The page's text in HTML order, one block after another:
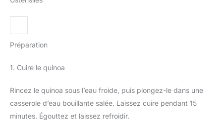
Préparation
1. Cuire le quinoa
Rincez le quinoa sous l’eau froide, puis plongez-le dans une
casserole d’eau bouillante salée. Laissez cuire pendant 15
minutes. Égouttez et laissez refroidir.